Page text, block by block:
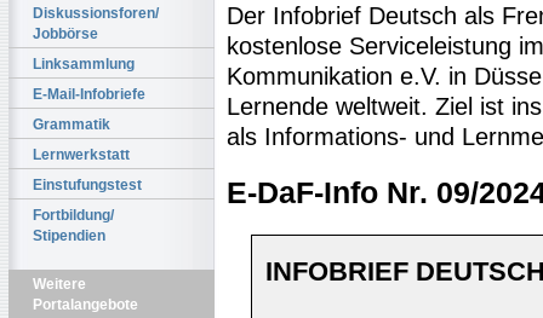
Diskussionsforen/
Jobbörse
Linksammlung
E-Mail-Infobriefe
Grammatik
Lernwerkstatt
Einstufungstest
Fortbildung/
Stipendien
Weitere
Portalangebote
Der Infobrief Deutsch als
kostenlose Serviceleistung
Kommunikation e.V. in
Lernende weltweit. Ziel ist
als Informations- und
E-DaF-Info Nr. 09/
INFOBRIEF